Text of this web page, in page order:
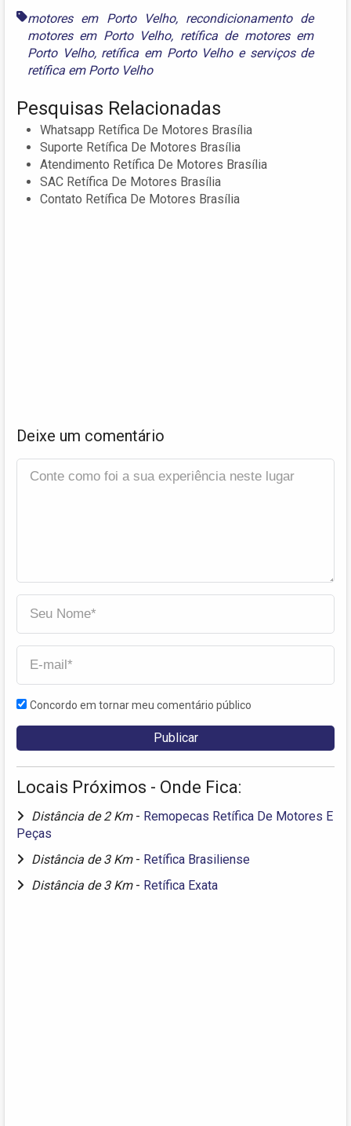
motores em Porto Velho, recondicionamento de
motores em Porto Velho, retífica de motores em
Porto Velho, retífica em Porto Velhoe serviços de
retífica em Porto Velho
Pesquisas Relacionadas
Whatsapp Retífica De Motores Brasília
Suporte Retífica De Motores Brasília
Atendimento Retífica De Motores Brasília
SAC Retífica De Motores Brasília
Contato Retífica De Motores Brasília
Deixe um comentário
Concordo em tornar meu comentário público
Locais Próximos - Onde Fica:
Distância de 2 Km - Remopecas Retífica De Motores E
Peças
Distância de 3 Km - Retífica Brasiliense
Distância de 3 Km - Retífica Exata